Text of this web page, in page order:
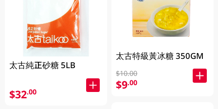
太古純正砂糖 5LB
$32.00
太古特級黃冰糖 350GM
$10.00
$9.00